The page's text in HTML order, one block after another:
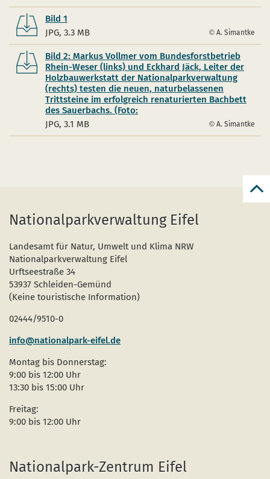
Bild 1
JPG, 3.3 MB
A. Simantke
Bild 2: Markus Vollmer vom Bundesforstbetrieb
Rhein-Weser (links) und Eckhard Jäck, Leiter der
Holzbauwerkstatt der Nationalparkverwaltung
(rechts) testen die neuen, naturbelassenen
Trittsteine im erfolgreich renaturierten Bachbett
des Sauerbachs. (Foto:
JPG, 3.1 MB
A. Simantke
Nationalparkverwaltung Eifel
Landesamt für Natur, Umwelt und Klima NRW
Nationalparkverwaltung Eifel
Urftseestraße 34
53937 Schleiden-Gemünd
(Keine touristische Information)
02444/9510-0
info@nationalpark-eifel.de
Montag bis Donnerstag:
9:00 bis 12:00 Uhr
13:30 bis 15:00 Uhr
Freitag:
9:00 bis 12:00 Uhr
Nationalpark-Zentrum Eifel